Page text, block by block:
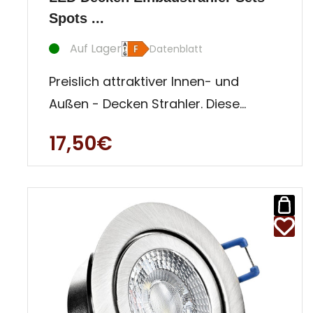
Spots ...
Auf Lager Datenblatt
Preislich attraktiver Innen- und
Außen - Decken Strahler. Diese
Auße
17,50€